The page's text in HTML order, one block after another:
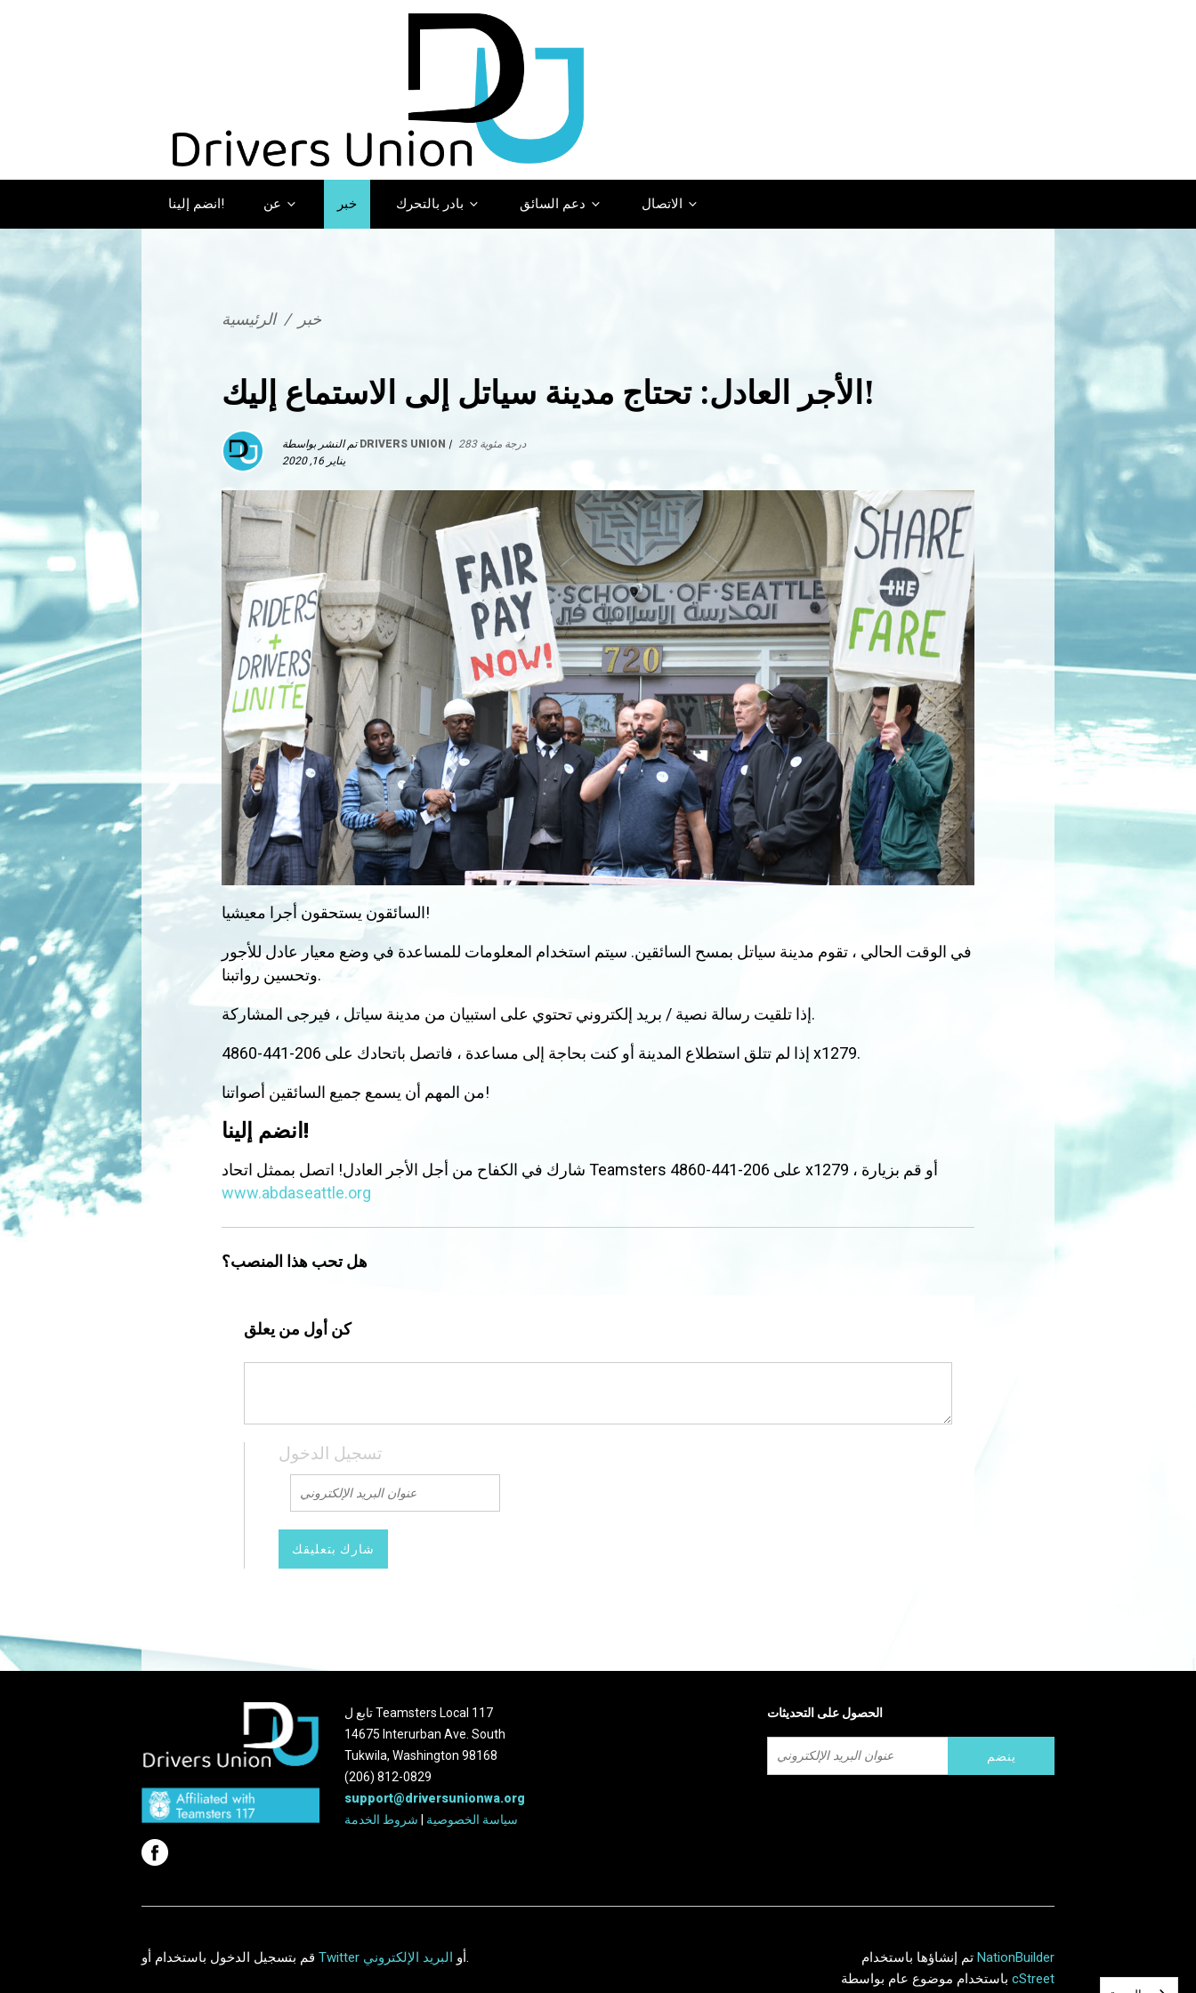
انضم إلينا! خبر
الرئيسية / خبر
الأجر العادل: تحتاج مدينة سياتل إلى الاستماع إليك!
تم النشر بواسطةDRIVERS UNION |
283 درجة مئوية
يناير 16, 2020
السائقون يستحقون أجرا معيشيا!
في الوقت الحالي ، تقوم مدينة سياتل بمسح السائقين. سيتم استخدام المعلومات للمساعدة في وضع معيار عادل للأجور
وتحسين رواتبنا.
إذا تلقيت رسالة نصية / بريد إلكتروني تحتوي على استبيان من مدينة سياتل ، فيرجى المشاركة.
إذا لم تتلق استطلاع المدينة أو كنت بحاجة إلى مساعدة ، فاتصل باتحادك على 206-441-4860 x1279.
من المهم أن يسمع جميع السائقين أصواتنا!
انضم إلينا!
شارك في الكفاح من أجل الأجر العادل! اتصل بممثل اتحاد Teamsters على 206-441-4860 x1279 ، أو قم بزيارة
www.abdaseattle.org
هل تحب هذا المنصب؟
كن أول من يعلق
تسجيل الدخول
تابع ل Teamsters Local 117
14675 Interurban Ave. South
Tukwila, Washington 98168
(206) 812-0829
support@driversunionwa.org
سياسة الخصوصية
شروط الخدمة
الحصول على التحديثات
قم بتسجيل الدخول باستخدام Twitter أو البريد الإلكتروني . تم إنشاؤها باستخدام NationBuilder
cStreet